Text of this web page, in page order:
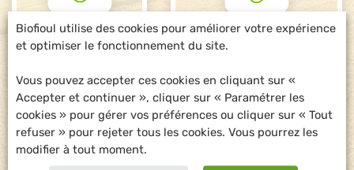
POUR ALLER
PLUS LOIN
DEMANDE
D'INFORMATIONS
Biofioul utilise des cookies pour améliorer votre expérience
et optimiser le fonctionnement du site.
Vous pouvez accepter ces cookies en cliquant sur «
Accepter et continuer », cliquer sur « Paramétrer les
cookies » pour gérer vos préférences ou cliquer sur « Tout
refuser » pour rejeter tous les cookies. Vous pourrez les
modifier à tout moment.